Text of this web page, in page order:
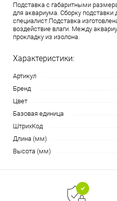
Подставка с габаритными
для аквариума. Сборку
специалист.Подставка
воздействие влаги. Между
прокладку из изолона.
Характеристики:
Артикул
Бренд
Цвет
Базовая единица
ШтрихКод
Длина (мм)
Высота (мм)